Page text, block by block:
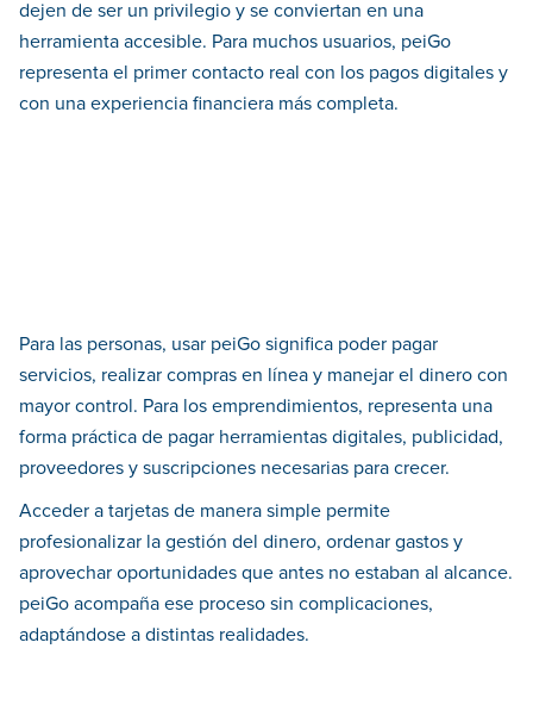
dejen de ser un privilegio y se conviertan en una
herramienta accesible. Para muchos usuarios, peiGo
representa el primer contacto real con los pagos digitales y
con una experiencia financiera más completa.
Para las personas, usar peiGo significa poder pagar
servicios, realizar compras en línea y manejar el dinero con
mayor control. Para los emprendimientos, representa una
forma práctica de pagar herramientas digitales, publicidad,
proveedores y suscripciones necesarias para crecer.
Acceder a tarjetas de manera simple permite
profesionalizar la gestión del dinero, ordenar gastos y
aprovechar oportunidades que antes no estaban al alcance.
peiGo acompaña ese proceso sin complicaciones,
adaptándose a distintas realidades.